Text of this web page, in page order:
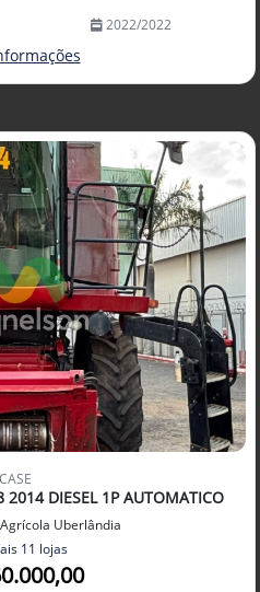
2022/2022
CASE
2014 DIESEL 1P AUTOMATICO
Uberlândia
11 lojas